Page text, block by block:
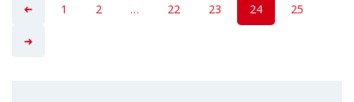
1 2 … 22 23 24 25